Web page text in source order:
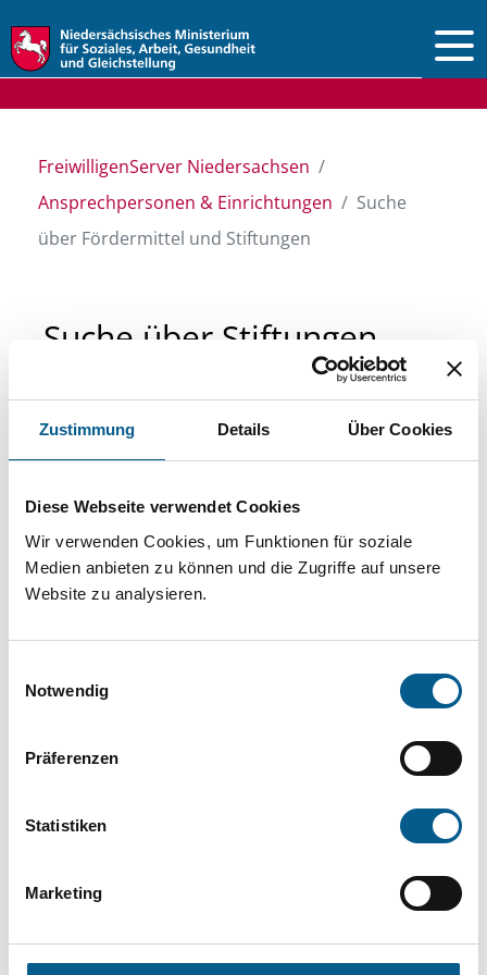
Zustimmung Details Über Cookies
Diese Webseite verwendet Cookies
Wir verwenden Cookies, um Funktionen für soziale
Medien anbieten zu können und die Zugriffe auf unsere
Website zu analysieren.
Notwendig
Präferenzen
Statistiken
Marketing
FreiwilligenServer Niedersachsen
Ansprechpersonen & Einrichtungen
Suche
über Fördermittel und Stiftungen
Suche über Stiftungen
und Fördermittel
Sie suchen finanzielle Unterstützung für ein
Projekt oder ein Vorhaben? Hier können Sie
direkt über unsere Fördermitteldatenbank und
Stiftungsdatenbank recherchieren. Bei der
Suche bitte die Groß- und Kleinschreibung
beachten.
können durch die Wahl von Bereichen oder
Suchen